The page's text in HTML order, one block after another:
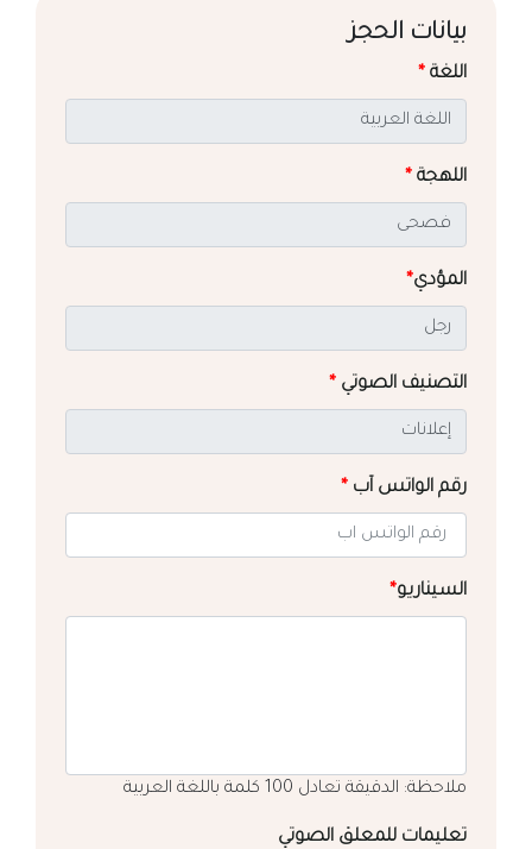
بيانات الحجز
اللغة *
اللهجة *
المؤدي*
التصنيف الصوتي *
رقم الواتس آب *
السيناريو*
ملاحظة: الدقيقة تعادل 100 كلمة باللغة العربية
تعليمات للمعلق الصوتي